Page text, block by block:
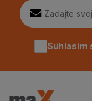
Súhlasím